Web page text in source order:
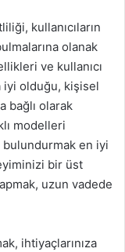
kullanıcıların
olanak
ve kullanıcı
iyi olduğu, kişisel
bağlı olarak
modelleri
bulundurmak en iyi
bir üst
uzun vadede
ihtiyaçlarınıza